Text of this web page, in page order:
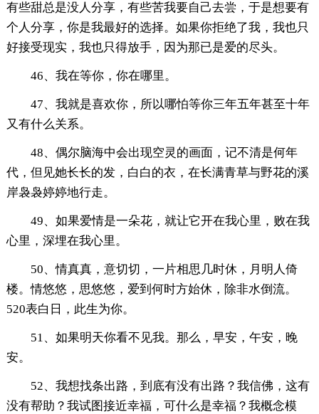
有些甜总是没人分享，有些苦我要自己去尝，于是想要有
个人分享，你是我最好的选择。如果你拒绝了我，我也只
好接受现实，我也只得放手，因为那已是爱的尽头。
46、我在等你，你在哪里。
47、我就是喜欢你，所以哪怕等你三年五年甚至十年
又有什么关系。
48、偶尔脑海中会出现空灵的画面，记不清是何年
代，但见她长长的发，白白的衣，在长满青草与野花的溪
岸袅袅婷婷地行走。
49、如果爱情是一朵花，就让它开在我心里，败在我
心里，深埋在我心里。
50、情真真，意切切，一片相思几时休，月明人倚
楼。情悠悠，思悠悠，爱到何时方始休，除非水倒流。
520表白日，此生为你。
51、如果明天你看不见我。那么，早安，午安，晚
安。
52、我想找条出路，到底有没有出路？我信佛，这有
没有帮助？我试图接近幸福，可什么是幸福？我概念模